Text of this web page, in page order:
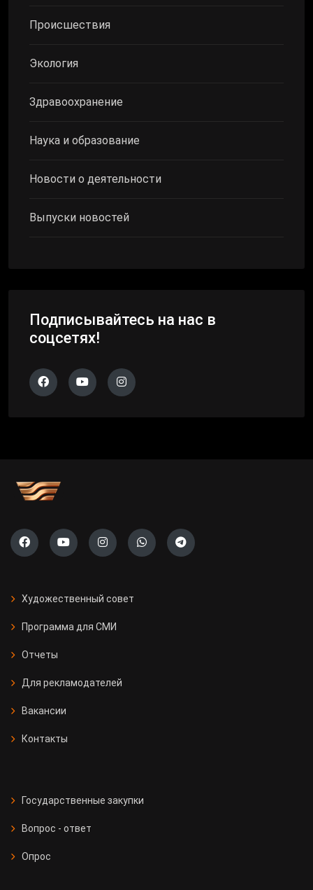
Происшествия
Экология
Здравоохранение
Наука и образование
Новости о деятельности
Выпуски новостей
Подписывайтесь на нас в
соцсетях!
Художественный совет
Программа для СМИ
Отчеты
Для рекламодателей
Вакансии
Контакты
Государственные закупки
Вопрос - ответ
Опрос